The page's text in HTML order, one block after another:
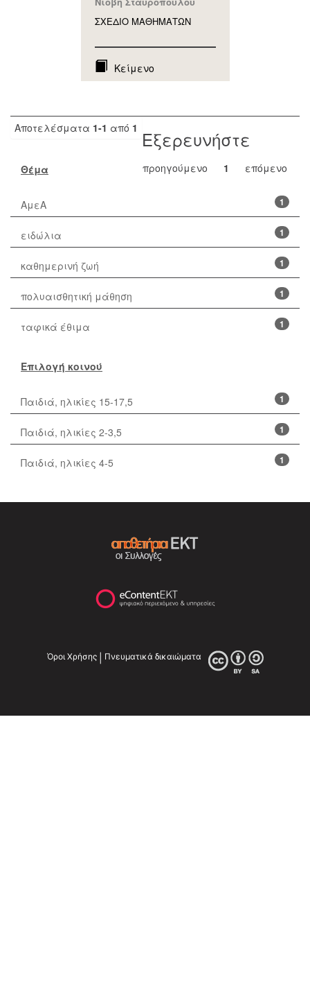
ΣΧΕΔΙΟ ΜΑΘΗΜAΤΩΝ
Κείμενο
Αποτελέσματα 1-1 από 1
προηγούμενο 1 επόμενο
Εξερευνήστε
Θέμα
1
ΑμεΑ
1
ειδώλια
1
καθημερινή ζωή
1
πολυαισθητική μάθηση
1
ταφικά έθιμα
Επιλογή κοινού
1
Παιδιά, ηλικίες 15-17,5
1
Παιδιά, ηλικίες 2-3,5
1
Παιδιά, ηλικίες 4-5